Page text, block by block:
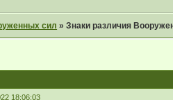
сил »Знаки различия
18:06:03